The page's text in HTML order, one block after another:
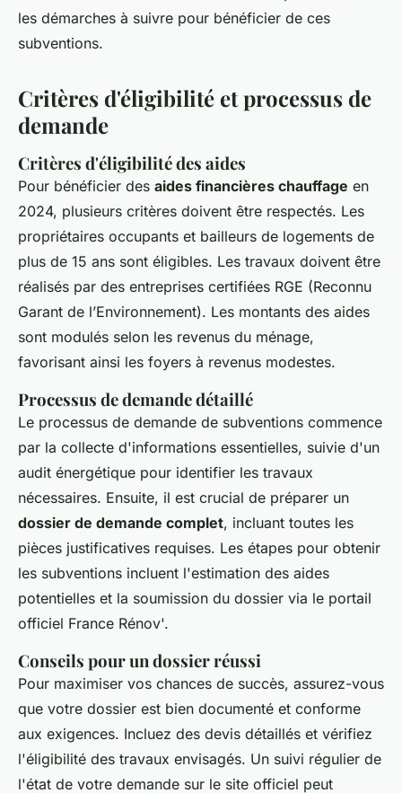
les démarches à suivre pour bénéficier de ces
subventions.
Critères d'éligibilité et processus de
demande
Critères d'éligibilité des aides
Pour bénéficier des aides financières chauffage en
2024, plusieurs critères doivent être respectés. Les
propriétaires occupants et bailleurs de logements de
plus de 15 ans sont éligibles. Les travaux doivent être
réalisés par des entreprises certifiées RGE (Reconnu
Garant de l’Environnement). Les montants des aides
sont modulés selon les revenus du ménage,
favorisant ainsi les foyers à revenus modestes.
Processus de demande détaillé
Le processus de demande de subventions commence
par la collecte d'informations essentielles, suivie d'un
audit énergétique pour identifier les travaux
nécessaires. Ensuite, il est crucial de préparer un
dossier de demande complet, incluant toutes les
pièces justificatives requises. Les étapes pour obtenir
les subventions incluent l'estimation des aides
potentielles et la soumission du dossier via le portail
officiel France Rénov'.
Conseils pour un dossier réussi
Pour maximiser vos chances de succès, assurez-vous
que votre dossier est bien documenté et conforme
aux exigences. Incluez des devis détaillés et vérifiez
l'éligibilité des travaux envisagés. Un suivi régulier de
l'état de votre demande sur le site officiel peut